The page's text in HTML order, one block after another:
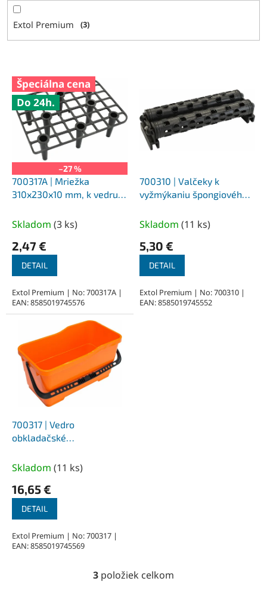
Extol Premium 3
V
Špeciálna cena
Do 24h.
–27 %
700317A | Mriežka
310x230x10 mm, k vedru
Skladom (3 ks)
2,47 €
DETAIL
Extol Premium | No: 700317A |
EAN: 8585019745576
700310 | Valčeky k
vyžmýkaniu špongiového
Skladom (11 ks)
5,30 €
DETAIL
Extol Premium | No: 700310 |
EAN: 8585019745552
700317 | Vedro
obkladačské
litrov
Skladom (11 ks)
16,65 €
DETAIL
Extol Premium | No: 700317 |
EAN: 8585019745569
O
3 položiek celkom